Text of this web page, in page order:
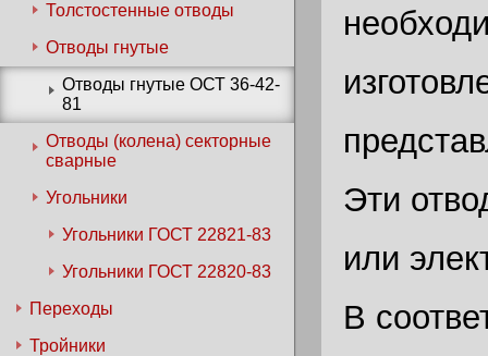
Толстостенные отводы
Отводы гнутые
Отводы гнутые ОСТ 36-42-
81
Отводы (колена) секторные
сварные
Угольники
Угольники ГОСТ 22821-83
Угольники ГОСТ 22820-83
Переходы
Тройники
Эти
или
В